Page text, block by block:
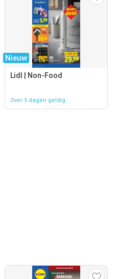
Nieuw
Lidl | Non-Food
Over 5 dagen geldig